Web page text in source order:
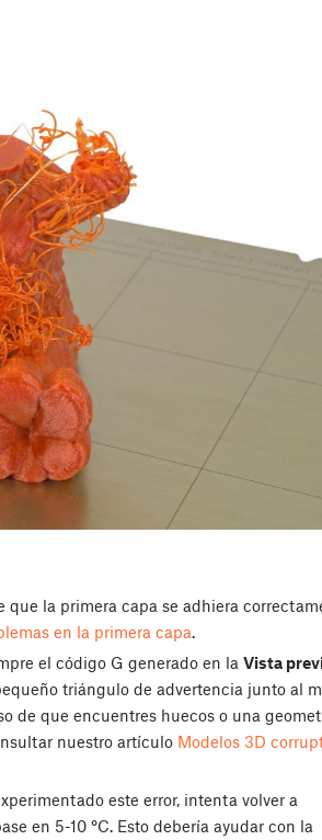
que la primera capa se adhiera
en la primera capa.
el código G generado en la Vista
triángulo de advertencia junto al
de que encuentres huecos o una
nuestro artículo Modelos 3D
este error, intenta volver a
en 5-10 °C. Esto debería ayudar con la